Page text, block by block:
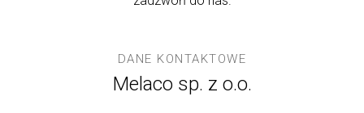
DANE KONTAKTOWE
Melaco sp. z o.o.